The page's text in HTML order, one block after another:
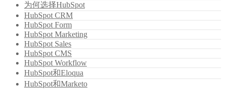
为何选择HubSpot
HubSpot CRM
HubSpot Form
HubSpot Marketing
HubSpot Sales
HubSpot CMS
HubSpot Workflow
HubSpot和Eloqua
HubSpot和Marketo